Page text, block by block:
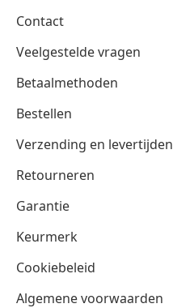
Contact
Veelgestelde vragen
Betaalmethoden
Bestellen
Verzending en levertijden
Retourneren
Garantie
Keurmerk
Cookiebeleid
Algemene voorwaarden